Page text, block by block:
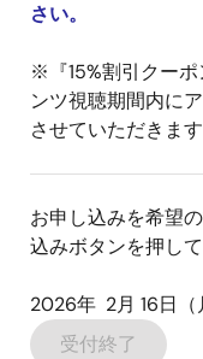
さい。
※『15%割引クー
ンツ視聴期間内に
させていただきます
お申し込みを希望
込みボタンを押して
2026年 2月 16日（
受付終了